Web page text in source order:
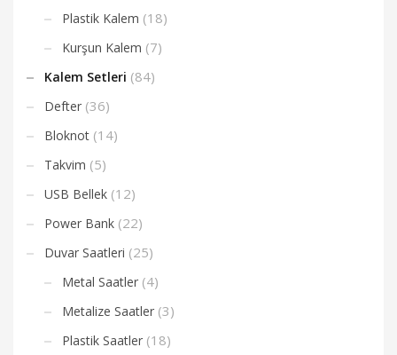
Plastik Kalem (18)
Kurşun Kalem (7)
Kalem Setleri (84)
Defter (36)
Bloknot (14)
Takvim (5)
USB Bellek (12)
Power Bank (22)
Duvar Saatleri (25)
Metal Saatler (4)
Metalize Saatler (3)
Plastik Saatler (18)